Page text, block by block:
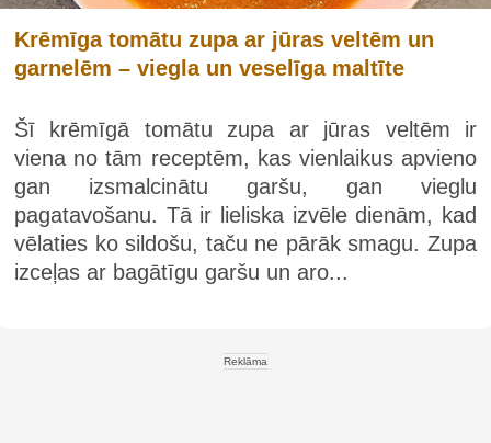
Krēmīga tomātu zupa ar jūras veltēm un
garnelēm – viegla un veselīga maltīte
Šī krēmīgā tomātu zupa ar jūras veltēm ir
viena no tām receptēm, kas vienlaikus apvieno
gan izsmalcinātu garšu, gan vieglu
pagatavošanu. Tā ir lieliska izvēle dienām, kad
vēlaties ko sildošu, taču ne pārāk smagu. Zupa
izceļas ar bagātīgu garšu un aro...
Reklāma